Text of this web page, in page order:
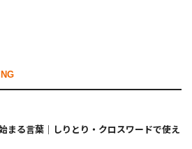
まる言葉｜しりとり・クロスワードで使え